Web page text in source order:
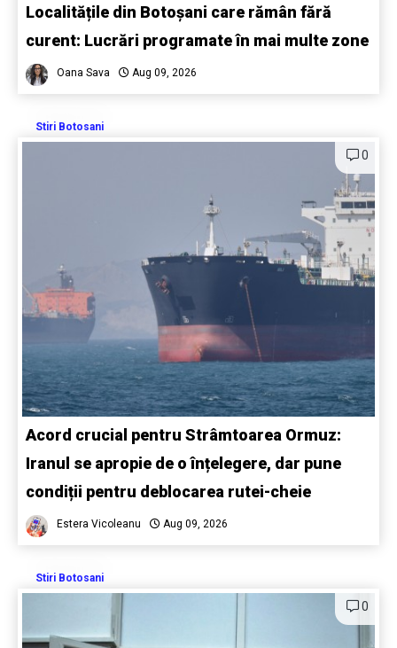
Localitățile din Botoșani care rămân fără
curent: Lucrări programate în mai multe zone
Oana Sava Aug 09, 2026
Stiri Botosani
0
Acord crucial pentru Strâmtoarea Ormuz:
Iranul se apropie de o înțelegere, dar pune
condiții pentru deblocarea rutei-cheie
Estera Vicoleanu Aug 09, 2026
Stiri Botosani
0